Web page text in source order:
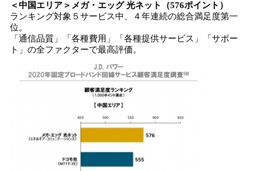
＜中国エリア＞ メガ・エッグ 光ネット （576ポイント）
ランキング対象５サービス中、４年連続の総合満足度第一
位。
「通信品質」「各種費用」「各種提供サービス」「サポー
ト」の全ファクターで最高評価。